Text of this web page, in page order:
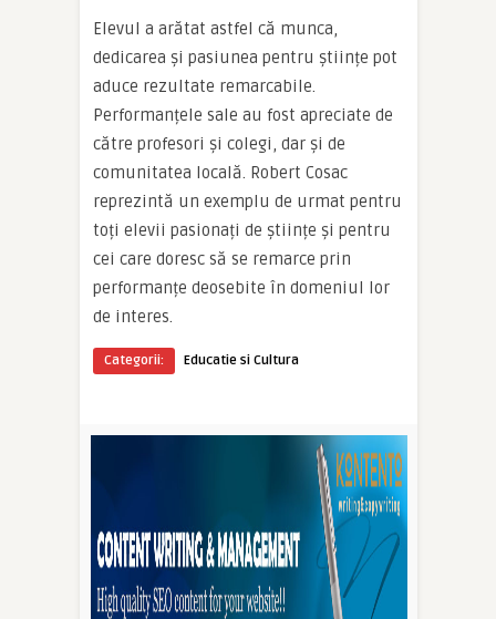
Elevul a arătat astfel că munca,
dedicarea și pasiunea pentru științe pot
aduce rezultate remarcabile.
Performanțele sale au fost apreciate de
către profesori și colegi, dar și de
comunitatea locală. Robert Cosac
reprezintă un exemplu de urmat pentru
toți elevii pasionați de științe și pentru
cei care doresc să se remarce prin
performanțe deosebite în domeniul lor
de interes.
Categorii: Educatie si Cultura